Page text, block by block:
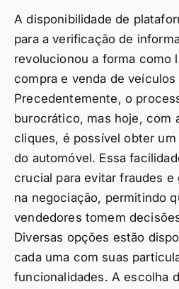
A disponibilidade de
para a verificação de
revolucionou a forma como
compra e venda de veículos
Precedentemente, o
burocrático, mas hoje, com
cliques, é possível obter
do automóvel. Essa
crucial para evitar fraudes e
na negociação, permitindo
vendedores tomem
Diversas opções estão
cada uma com suas
funcionalidades. A escolha